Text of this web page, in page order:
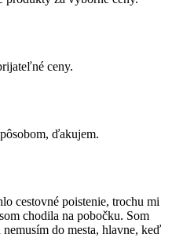
ceny.
ďakujem.
cestovné poistenie, trochu mi
chodila na pobočku. Som
do mesta, hlavne, keď